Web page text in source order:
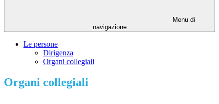
Menu di
navigazione
Le persone
Dirigenza
Organi collegiali
Organi collegiali